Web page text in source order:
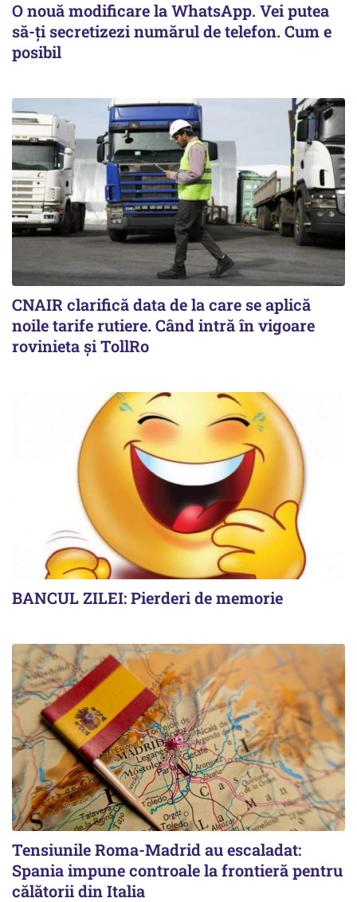
O nouă modificare la WhatsApp. Vei putea
să-ți secretizezi numărul de telefon. Cum e
posibil
CNAIR clarifică data de la care se aplică
noile tarife rutiere. Când intră în vigoare
rovinieta și TollRo
BANCUL ZILEI: Pierderi de memorie
Tensiunile Roma-Madrid au escaladat:
Spania impune controale la frontieră pentru
călătorii din Italia